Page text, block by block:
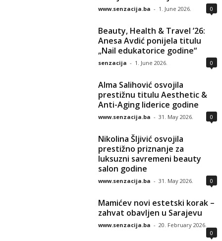
www.senzacija.ba - 1. June 2026. 0
Beauty, Health & Travel ’26:
Anesa Avdić ponijela titulu
„Nail edukatorice godine“
senzacija - 1. June 2026. 0
Alma Salihović osvojila
prestižnu titulu Aesthetic &
Anti-Aging liderice godine
www.senzacija.ba - 31. May 2026. 0
Nikolina Šljivić osvojila
prestižno priznanje za
luksuzni savremeni beauty
salon godine
www.senzacija.ba - 31. May 2026. 0
Mamićev novi estetski korak –
zahvat obavljen u Sarajevu
www.senzacija.ba - 20. February 2026.
0